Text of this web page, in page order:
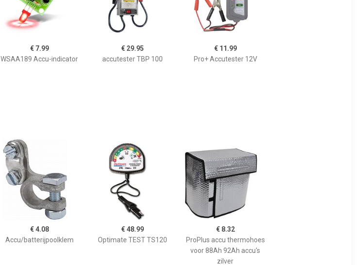
€ 7.99
WSAA189 Accu-indicator
€ 29.95
accutester TBP 100
€ 11.99
Pro+ Accutester 12V
€ 4.08
Accu/batterijpoolklem
€ 48.99
Optimate TEST TS120
€ 8.32
ProPlus accu thermohoes
voor 88Ah 92Ah accu's
zilver